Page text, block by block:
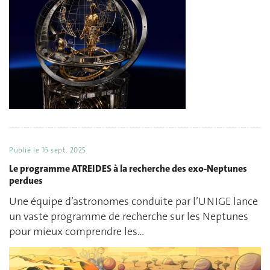
Publié le 16 sept. 2025
Le programme ATREIDES à la recherche des exo-Neptunes
perdues
Une équipe d’astronomes conduite par l’UNIGE lance
un vaste programme de recherche sur les Neptunes
pour mieux comprendre les…